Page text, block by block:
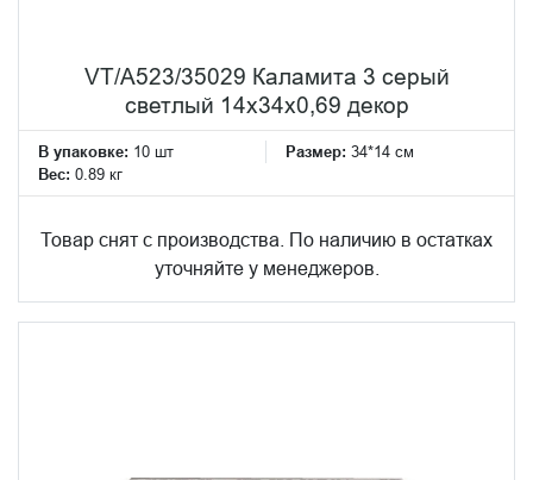
VT/A523/35029 Каламита 3 серый
светлый 14x34x0,69 декор
В упаковке: 10 шт Размер: 34*14 см
Вес: 0.89 кг
Товар снят с производства. По наличию в остатках
уточняйте у менеджеров.